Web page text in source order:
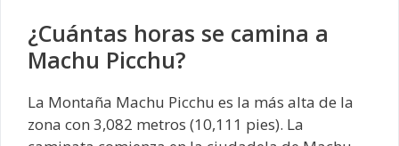
¿Cuántas horas se camina a
Machu Picchu?
La Montaña Machu Picchu es la más alta de la
zona con 3,082 metros (10,111 pies). La